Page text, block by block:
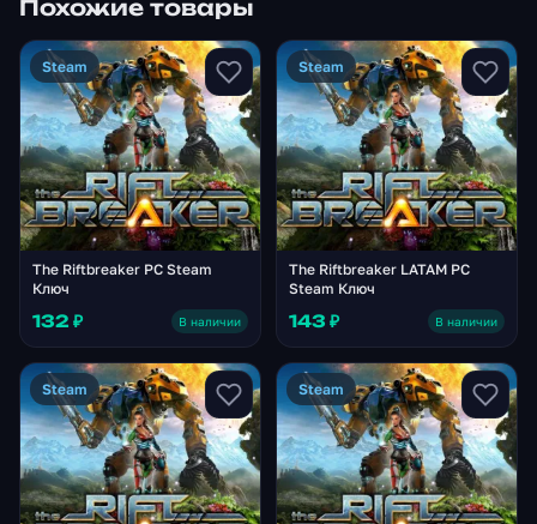
Похожие товары
Steam
The Riftbreaker PC Steam
Ключ
132 ₽ В наличии
Steam
The Riftbreaker LATAM PC
Steam Ключ
143 ₽ В наличии
Steam Steam